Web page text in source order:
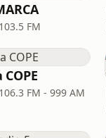
FM
FM - 999 AM